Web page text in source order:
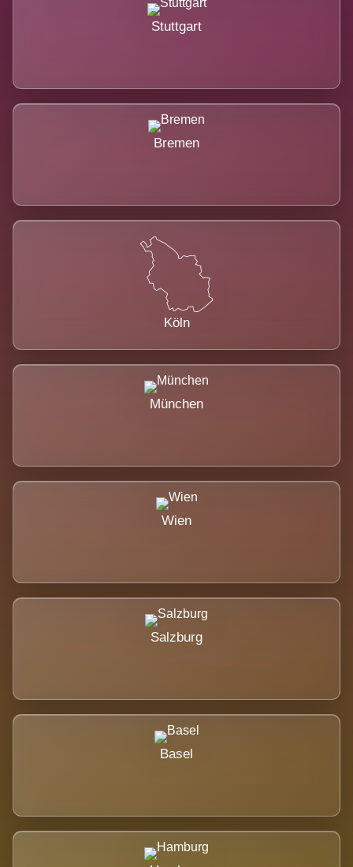
Stuttgart
Bremen
Köln
München
Wien
Salzburg
Basel